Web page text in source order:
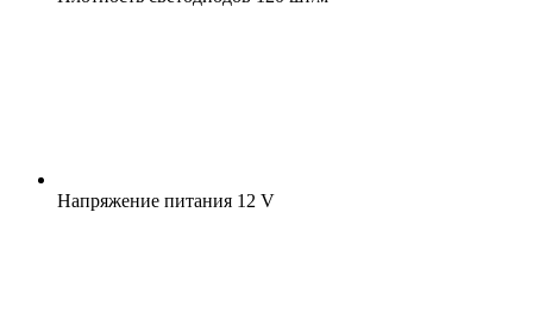
Напряжение питания 12 V